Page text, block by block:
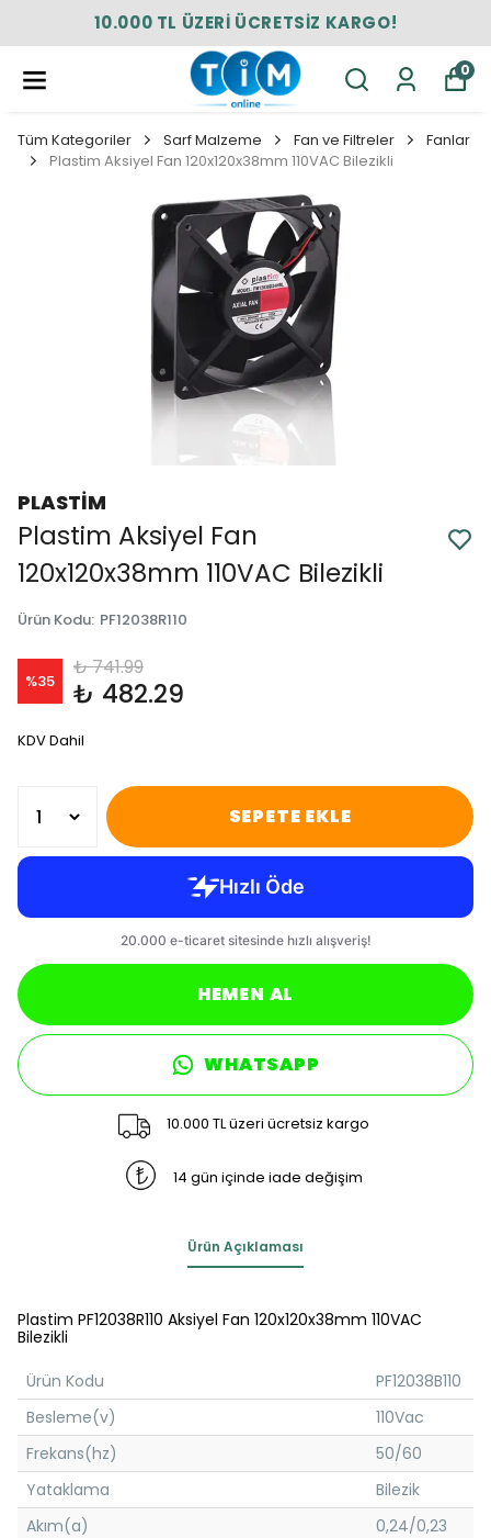
10.000 TL ÜZERİ ÜCRETSİZ KARGO!
0
Tüm Kategoriler Sarf Malzeme Fan ve Filtreler
Fanlar
Plastim Aksiyel Fan 120x120x38mm 110VAC Bilezikli
PLASTİM
Plastim Aksiyel Fan
120x120x38mm 110VAC Bilezikli
Ürün Kodu: PF12038R110
%35
₺ 741.99
₺ 482.29
KDV Dahil
SEPETE EKLE
HEMEN AL
WHATSAPP
10.000 TL üzeri ücretsiz kargo
14 gün içinde iade değişim
Ürün Açıklaması
Plastim PF12038R110 Aksiyel Fan 120x120x38mm 110VAC
Bilezikli
Ürün Kodu
PF12038B110
Besleme(v)
110Vac
Frekans(hz)
50/60
Yataklama
Bilezik
Akım(a)
0,24/0,23